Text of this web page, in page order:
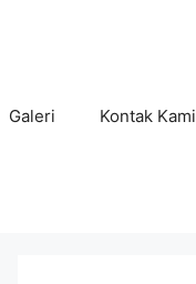
Galeri Kontak Kami